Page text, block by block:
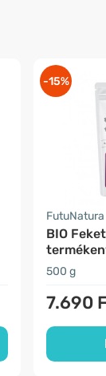
-15%
FutuNatura
BIO
500 g
7.690